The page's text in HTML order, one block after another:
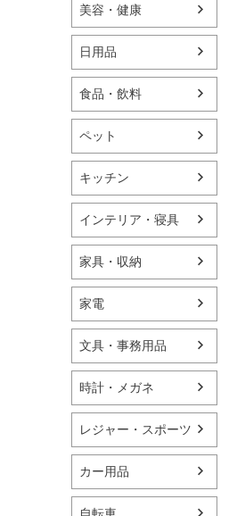
美容・健康
日用品
食品・飲料
ペット
キッチン
インテリア・寝具
家具・収納
家電
文具・事務用品
時計・メガネ
レジャー・スポーツ
カー用品